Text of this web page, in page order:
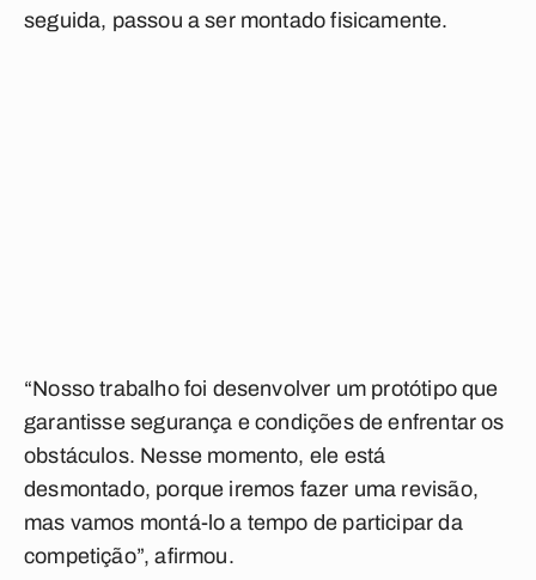
seguida, passou a ser montado fisicamente.
“Nosso trabalho foi desenvolver um protótipo que
garantisse segurança e condições de enfrentar os
obstáculos. Nesse momento, ele está
desmontado, porque iremos fazer uma revisão,
mas vamos montá-lo a tempo de participar da
competição”, afirmou.